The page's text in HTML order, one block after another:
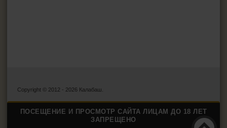
Copyright © 2012 - 2026 Калабаш.
ПОСЕЩЕНИЕ И ПРОСМОТР САЙТА ЛИЦАМ ДО 18 ЛЕТ
ЗАПРЕЩЕНО